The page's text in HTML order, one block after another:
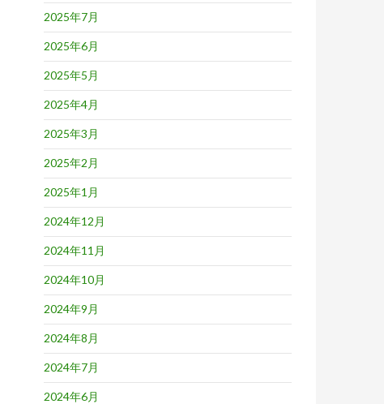
2025年7月
2025年6月
2025年5月
2025年4月
2025年3月
2025年2月
2025年1月
2024年12月
2024年11月
2024年10月
2024年9月
2024年8月
2024年7月
2024年6月